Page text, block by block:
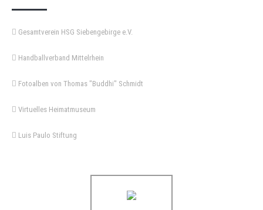
Gesamtverein HSG Siebengebirge e.V.
Handballverband Mittelrhein
Fotoalben von Thomas "Buddhi" Schmidt
Virtuelles Heimatmuseum
Luis Paulo Stiftung